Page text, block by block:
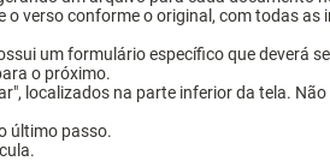
verso conforme o original, com todas as
um formulário específico que deverá
o próximo.
localizados na parte inferior da tela.
último passo.